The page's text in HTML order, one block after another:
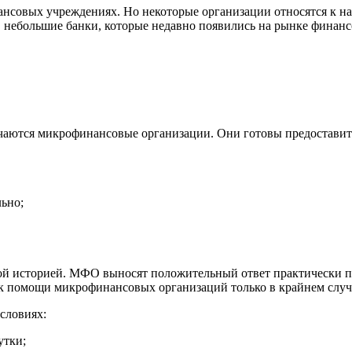
учреждениях. Но некоторые организации относятся к
банки, которые недавно появились на рынке
микрофинансовые организации. Они готовы
историей. МФО выносят положительный ответ
микрофинансовых организаций только в крайнем